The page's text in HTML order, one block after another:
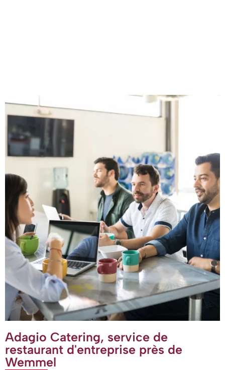
Adagio Catering, service de
restaurant d'entreprise près de
Wemmel